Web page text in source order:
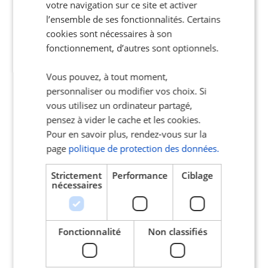
App Store Play Store
Nos adhérents
sontsatisfaits
et ils le disent !
votre navigation sur ce site et activer
l’ensemble de ses fonctionnalités. Certains
cookies sont nécessaires à son
fonctionnement, d’autres sont optionnels.
Vous pouvez, à tout moment,
personnaliser ou modifier vos choix. Si
vous utilisez un ordinateur partagé,
pensez à vider le cache et les cookies.
Pour en savoir plus, rendez-vous sur la
page politique de protection des données.
Strictement
nécessaires
Performance Ciblage
Fonctionnalité Non classifiés